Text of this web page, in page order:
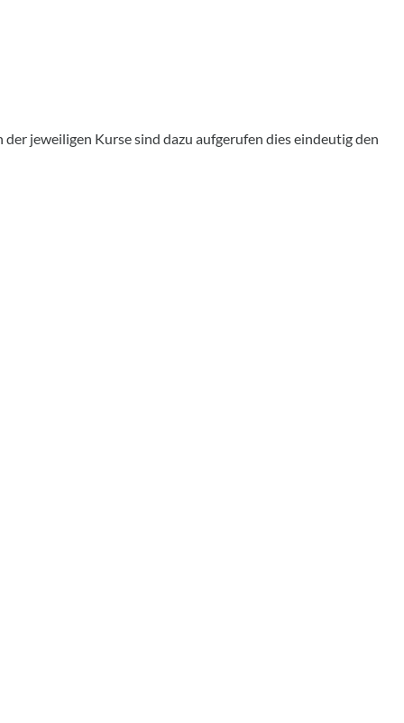
jeweiligen Kurse sind dazu aufgerufen dies eindeutig den